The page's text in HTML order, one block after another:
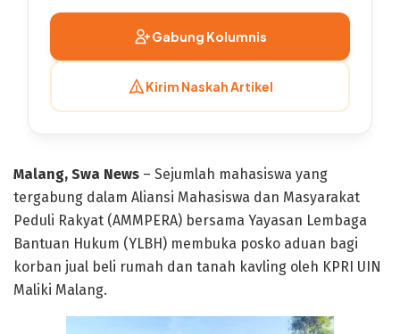
Gabung Kolumnis
Kirim Naskah Artikel
Malang, Swa News – Sejumlah mahasiswa yang
tergabung dalam Aliansi Mahasiswa dan Masyarakat
Peduli Rakyat (AMMPERA) bersama Yayasan Lembaga
Bantuan Hukum (YLBH) membuka posko aduan bagi
korban jual beli rumah dan tanah kavling oleh KPRI UIN
Maliki Malang.